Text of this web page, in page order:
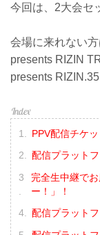
今回は、2大会セ
会場に来れない
presents RIZIN
presents
PPV配信チケ
配信プラット
完全生中継で
ー！」！
配信プラット